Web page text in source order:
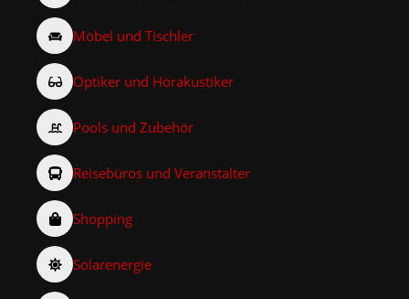
Möbel und Tischler
Optiker und Hörakustiker
Pools und Zubehör
Reisebüros und Veranstalter
Shopping
Solarenergie